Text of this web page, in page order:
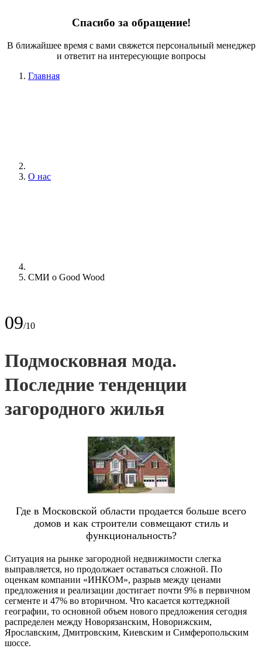
Спасибо за обращение!
В ближайшее время с вами свяжется персональный менеджер
и ответит на интересующие вопросы
Главная
О нас
СМИ о Good Wood
09/10
Подмосковная мода.
Последние тенденции
загородного жилья
Где в Московской области продается больше всего
домов и как строители совмещают стиль и
функциональность?
Ситуация на рынке загородной недвижимости слегка
выправляется, но продолжает оставаться сложной. По
оценкам компании «ИНКОМ», разрыв между ценами
предложения и реализации достигает почти 9% в первичном
сегменте и 47% во вторичном. Что касается коттеджной
географии, то основной объем нового предложения сегодня
распределен между Новорязанским, Новорижским,
Ярославским, Дмитровским, Киевским и Симферопольским
шоссе.